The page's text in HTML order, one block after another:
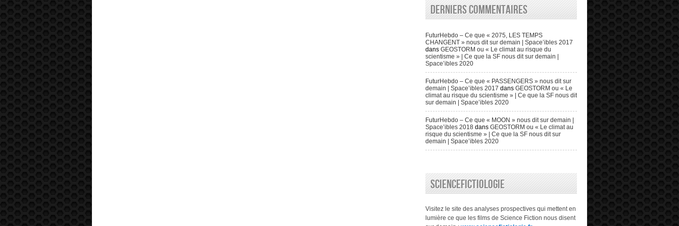
Derniers commentaires
FuturHebdo – Ce que « 2075, LES TEMPS
CHANGENT » nous dit sur demain | Space’ibles 2017
dans GEOSTORM ou « Le climat au risque du
scientisme » | Ce que la SF nous dit sur demain |
Space’ibles 2020
FuturHebdo – Ce que « PASSENGERS » nous dit sur
demain | Space’ibles 2017 dans GEOSTORM ou « Le
climat au risque du scientisme » | Ce que la SF nous dit
sur demain | Space’ibles 2020
FuturHebdo – Ce que « MOON » nous dit sur demain |
Space’ibles 2018 dans GEOSTORM ou « Le climat au
risque du scientisme » | Ce que la SF nous dit sur
demain | Space’ibles 2020
SCIENCEFICTIOLOGIE
Visitez le site des analyses prospectives qui mettent en
lumière ce que les films de Science Fiction nous disent